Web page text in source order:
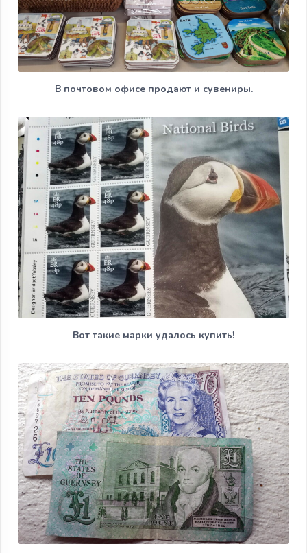
В почтовом офисе продают и сувениры.
Вот такие марки удалось купить!